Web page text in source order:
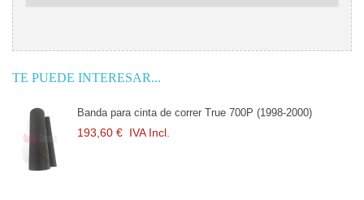
TE PUEDE INTERESAR...
Banda para cinta de correr True 700P (1998-2000)
193,60 € IVA Incl.